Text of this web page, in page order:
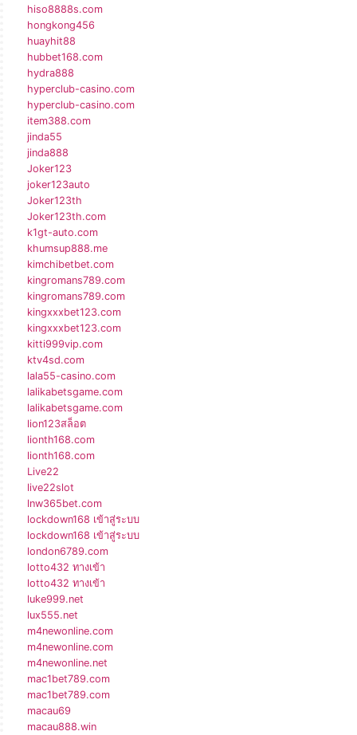
hiso8888s.com
hongkong456
huayhit88
hubbet168.com
hydra888
hyperclub-casino.com
hyperclub-casino.com
item388.com
jinda55
jinda888
Joker123
joker123auto
Joker123th
Joker123th.com
k1gt-auto.com
khumsup888.me
kimchibetbet.com
kingromans789.com
kingromans789.com
kingxxxbet123.com
kingxxxbet123.com
kitti999vip.com
ktv4sd.com
lala55-casino.com
lalikabetsgame.com
lalikabetsgame.com
lion123สล็อต
lionth168.com
lionth168.com
Live22
live22slot
lnw365bet.com
lockdown168 เข้าสู่ระบบ
lockdown168 เข้าสู่ระบบ
london6789.com
lotto432 ทางเข้า
lotto432 ทางเข้า
luke999.net
lux555.net
m4newonline.com
m4newonline.com
m4newonline.net
mac1bet789.com
mac1bet789.com
macau69
macau888.win